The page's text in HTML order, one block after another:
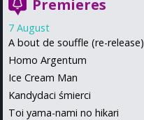
Premieres
7 August
A bout de souffle (re-release)
Homo Argentum
Ice Cream Man
Kandydaci śmierci
Toi yama-nami no hikari